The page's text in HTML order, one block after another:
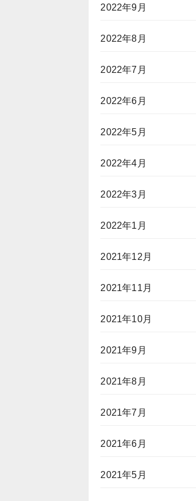
2022年9月
2022年8月
2022年7月
2022年6月
2022年5月
2022年4月
2022年3月
2022年1月
2021年12月
2021年11月
2021年10月
2021年9月
2021年8月
2021年7月
2021年6月
2021年5月